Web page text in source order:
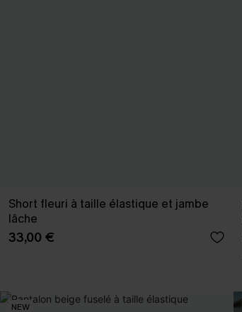
Short fleuri à taille élastique et jambe
lâche
33,00 €
NEW